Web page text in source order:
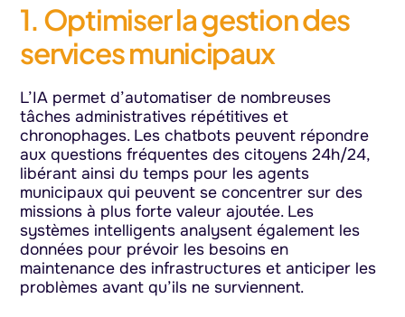
1. Optimiser la gestion des
services municipaux
L’IA permet d’automatiser de nombreuses
tâches administratives répétitives et
chronophages. Les chatbots peuvent répondre
aux questions fréquentes des citoyens 24h/24,
libérant ainsi du temps pour les agents
municipaux qui peuvent se concentrer sur des
missions à plus forte valeur ajoutée. Les
systèmes intelligents analysent également les
données pour prévoir les besoins en
maintenance des infrastructures et anticiper les
problèmes avant qu’ils ne surviennent.